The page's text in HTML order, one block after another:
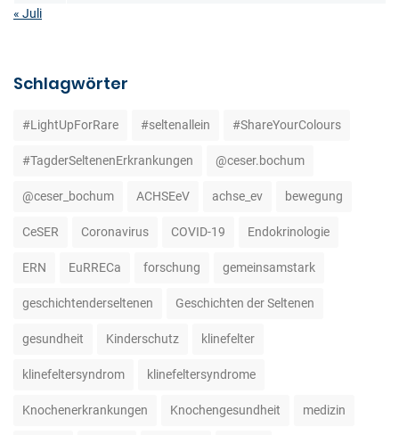
« Juli
Schlagwörter
#LightUpForRare #seltenallein #ShareYourColours
#TagderSeltenenErkrankungen @ceser.bochum
@ceser_bochum ACHSEeV achse_ev bewegung
CeSER Coronavirus COVID-19 Endokrinologie
ERN EuRRECa forschung gemeinsamstark
geschichtenderseltenen Geschichten der Seltenen
gesundheit Kinderschutz klinefelter
klinefeltersyndrom klinefeltersyndrome
Knochenerkrankungen Knochengesundheit medizin